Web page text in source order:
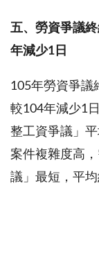
五、勞資爭議
年減少1 日
105年勞資爭議
較104年減少1
整工資爭議」
案件複雜度高
議」最短，平均